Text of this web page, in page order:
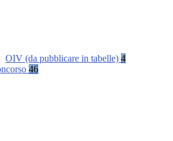
OIV (da pubblicare in tabelle) 4
46